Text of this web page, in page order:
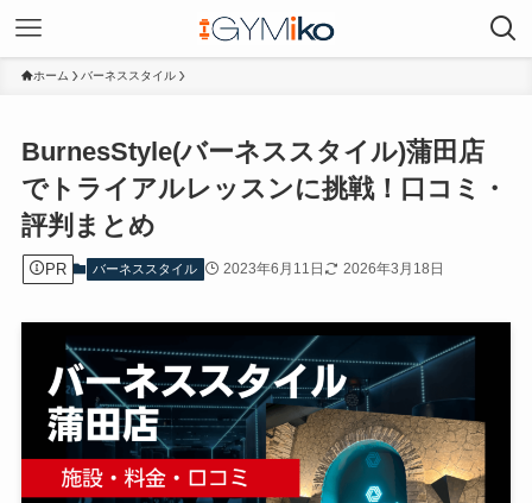
ホーム バーネススタイル
BurnesStyle(バーネススタイル)蒲田店
でトライアルレッスンに挑戦！口コミ・
評判まとめ
PR バーネススタイル 2023年6月11日 2026年3月18日